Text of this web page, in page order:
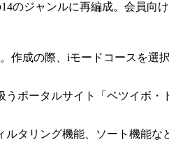
のジャンルに再編成。会員向
作成の際、iモードコースを選択
ポータルサイト「ベツイボ・
タリング機能、ソート機能な